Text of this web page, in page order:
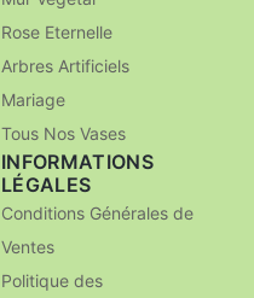
Rose Eternelle
Arbres Artificiels
Mariage
Tous Nos Vases
INFORMATIONS
LÉGALES
Conditions Générales de
Ventes
Politique des